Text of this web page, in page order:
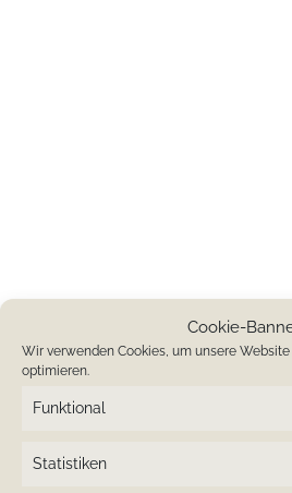
Cookie-
Wir verwenden Cookies, um unsere
optimieren.
Funktional
Statistiken